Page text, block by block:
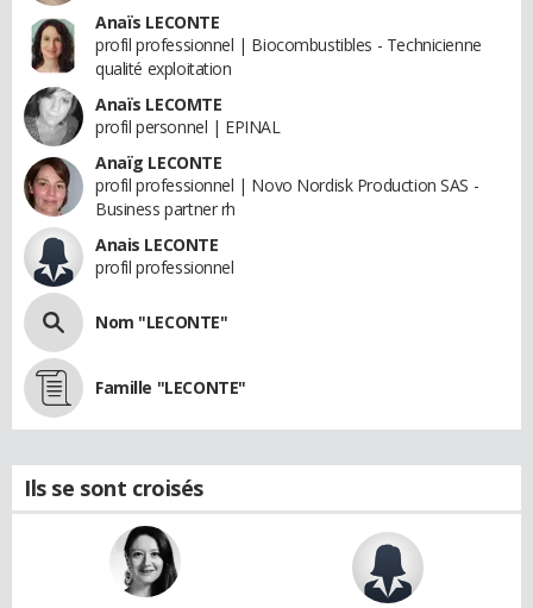
Anaïs LECONTE
profil professionnel | Biocombustibles - Technicienne
qualité exploitation
Anaïs LECOMTE
profil personnel | EPINAL
Anaïg LECONTE
profil professionnel | Novo Nordisk Production SAS -
Business partner rh
Anais LECONTE
profil professionnel
Nom "LECONTE"
Famille "LECONTE"
Ils se sont croisés